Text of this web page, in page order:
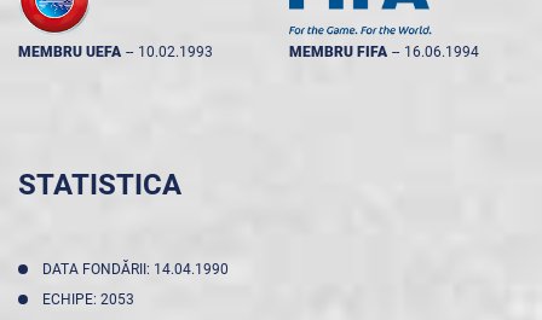
MEMBRU UEFA -- 10.02.1993 MEMBRU FIFA -- 16.06.1994
STATISTICA
DATA FONDĂRII: 14.04.1990
ECHIPE: 2053